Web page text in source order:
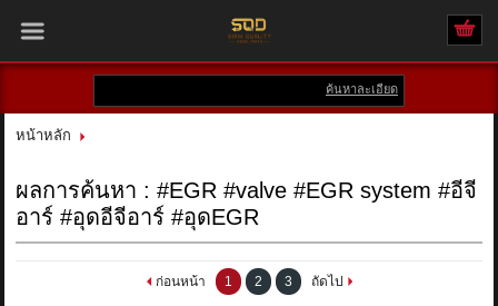
หน้าหลัก
ค้นหาละเอียด
หน้าหลัก
ผลการค้นหา : #EGR #valve #EGR system #อีจี
อาร์ #อุดอีจีอาร์ #อุดEGR
ก่อนหน้า 1 2 3 ถัดไป